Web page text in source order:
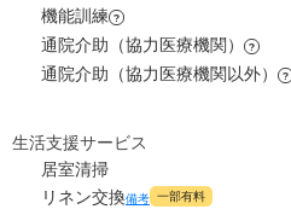
機能訓練 ?
通院介助（協力医療機関） ?
通院介助（協力医療機関以外） ?
生活支援サービス
居室清掃
リネン交換備考 一部有料